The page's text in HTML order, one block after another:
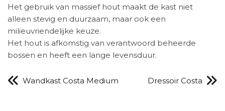
Het gebruik van massief hout maakt de kast niet
alleen stevig en duurzaam, maar ook een
milieuvriendelijke keuze.
Het hout is afkomstig van verantwoord beheerde
bossen en heeft een lange levensduur.
Wandkast Costa Medium Dressoir Costa